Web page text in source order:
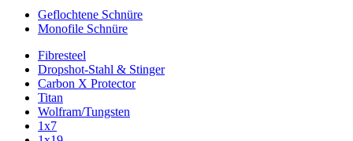
Geflochtene Schnüre
Monofile Schnüre
Fibresteel
Dropshot-Stahl & Stinger
Carbon X Protector
Titan
Wolfram/Tungsten
1x7